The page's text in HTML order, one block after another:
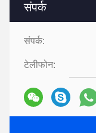
संपर्क
संपर्क:
टेलीफोन: